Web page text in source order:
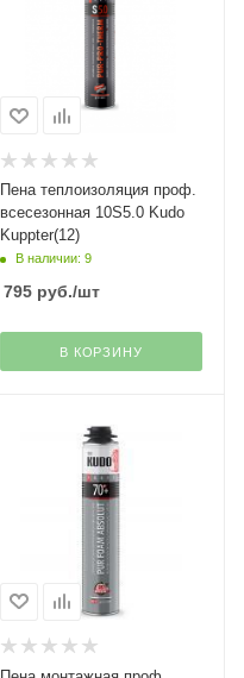
Пена теплоизоляция проф.
всесезонная 10S5.0 Kudo
Kuppter(12)
В наличии: 9
795руб./шт
В КОРЗИНУ